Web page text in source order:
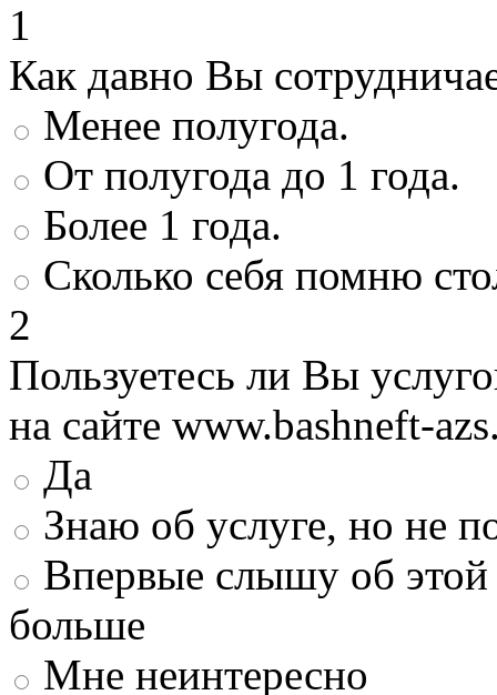
1
Как давно Вы
Менее полугода.
От полугода до 1 года.
Более 1 года.
Сколько себя помню
2
Пользуетесь ли Вы
на сайте www.bashneft-
Да
Знаю об услуге, но не
Впервые слышу об этой
больше
Мне неинтересно